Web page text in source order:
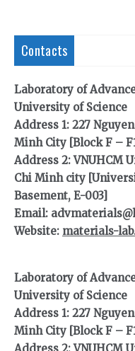
Contacts
Laboratory of
University of Science
Address 1: 227
Minh City [Block F –
Address 2: VNUHCM
Chi Minh city
Basement, E-003]
Email:
Website: materials-
Laboratory of
University of Science
Address 1: 227
Minh City [Block F –
Address 2: VNUHCM